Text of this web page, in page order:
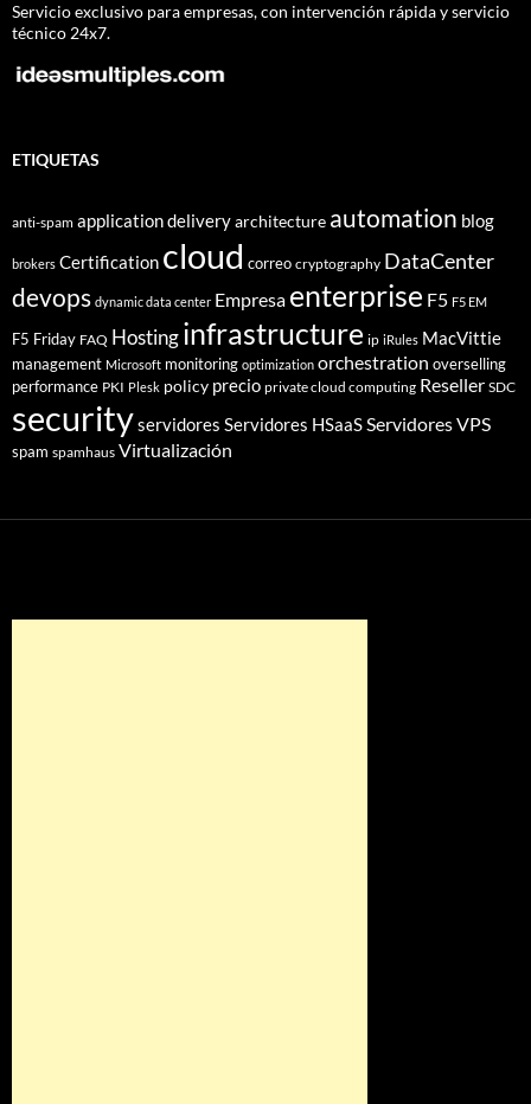
Servicio exclusivo para empresas, con intervención rápida y servicio
técnico 24x7.
ETIQUETAS
anti-spam application deliveryarchitecture automation blog
brokers Certification cloud correo cryptography DataCenter
devops dynamic data center Empresa enterprise F5 F5 EM
F5 Friday FAQ Hostinginfrastructure ip iRules MacVittie
management Microsoft monitoring optimization orchestration overselling
performance PKI Plesk policy precio private cloud computing Reseller SDC
securityservidores Servidores HSaaSServidores VPS
spam spamhaus Virtualización